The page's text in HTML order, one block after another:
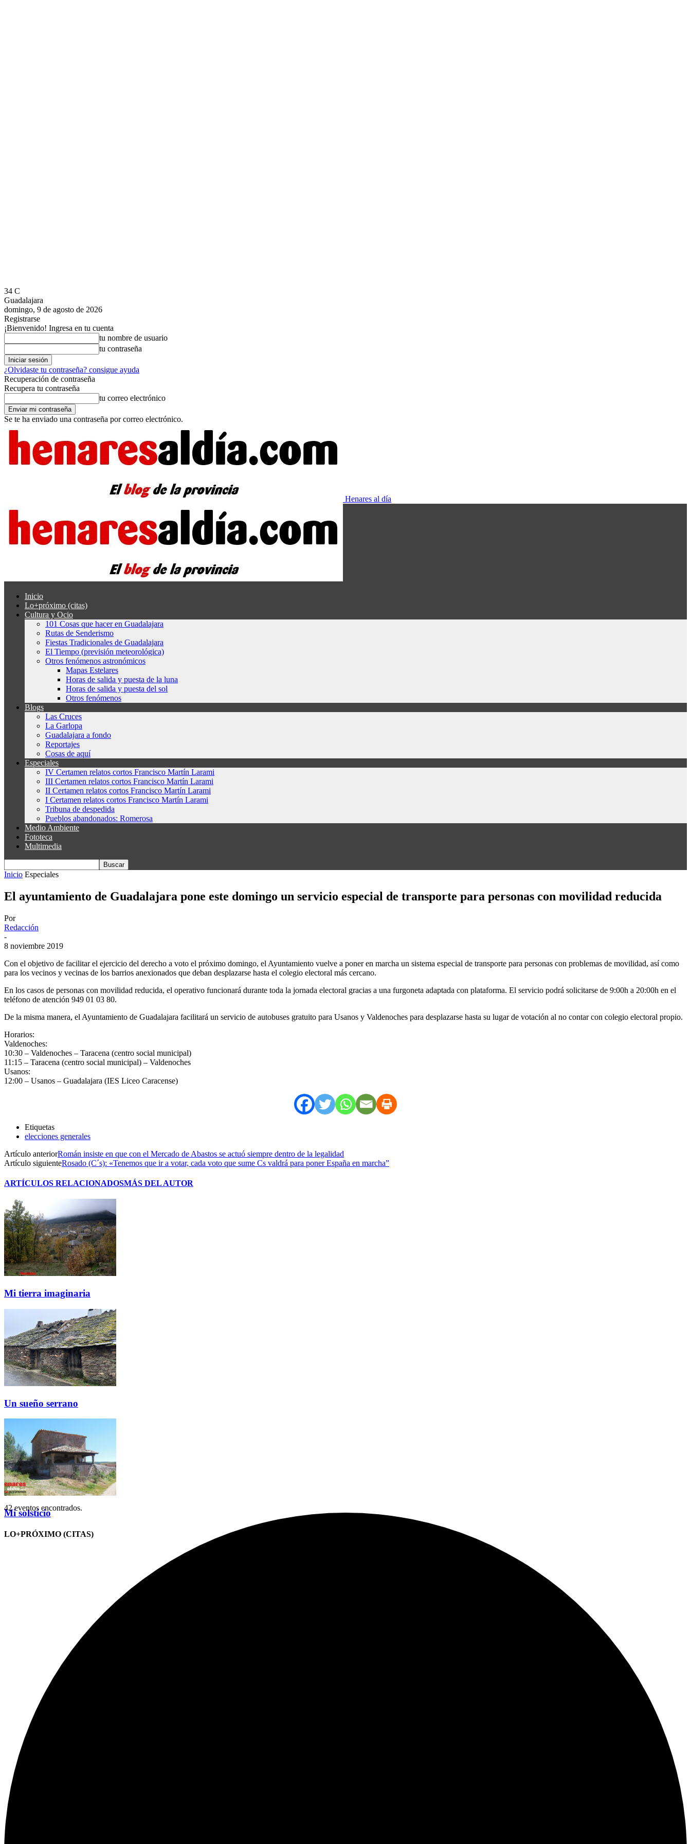
34 C
Guadalajara
domingo, 9 de agosto de 2026
Registrarse
¡Bienvenido! Ingresa en tu cuenta
tu nombre de usuario
tu contraseña
¿Olvidaste tu contraseña? consigue ayuda
Recuperación de contraseña
Recupera tu contraseña
tu correo electrónico
Se te ha enviado una contraseña por correo electrónico.
Henares al día
Inicio
Lo+próximo (citas)
Cultura y Ocio
101 Cosas que hacer en Guadalajara
Rutas de Senderismo
Fiestas Tradicionales de Guadalajara
El Tiempo (previsión meteorológica)
Otros fenómenos astronómicos
Mapas Estelares
Horas de salida y puesta de la luna
Horas de salida y puesta del sol
Otros fenómenos
Blogs
Las Cruces
La Garlopa
Guadalajara a fondo
Reportajes
Cosas de aquí
Especiales
IV Certamen relatos cortos Francisco Martín Larami
III Certamen relatos cortos Francisco Martín Larami
II Certamen relatos cortos Francisco Martín Larami
I Certamen relatos cortos Francisco Martín Larami
Tribuna de despedida
Pueblos abandonados: Romerosa
Medio Ambiente
Fototeca
Multimedia
Inicio Especiales
El ayuntamiento de Guadalajara pone este domingo un servicio especial de transporte para personas con movilidad reducida
Por
Redacción
-
8 noviembre 2019
Con el objetivo de facilitar el ejercicio del derecho a voto el próximo domingo, el Ayuntamiento vuelve a poner en marcha un sistema especial de transporte para personas con problemas de movilidad, así como
para los vecinos y vecinas de los barrios anexionados que deban desplazarse hasta el colegio electoral más cercano.
En los casos de personas con movilidad reducida, el operativo funcionará durante toda la jornada electoral gracias a una furgoneta adaptada con plataforma. El servicio podrá solicitarse de 9:00h a 20:00h en el
teléfono de atención 949 01 03 80.
De la misma manera, el Ayuntamiento de Guadalajara facilitará un servicio de autobuses gratuito para Usanos y Valdenoches para desplazarse hasta su lugar de votación al no contar con colegio electoral propio.
Horarios:
Valdenoches:
10:30 – Valdenoches – Taracena (centro social municipal)
11:15 – Taracena (centro social municipal) – Valdenoches
Usanos:
12:00 – Usanos – Guadalajara (IES Liceo Caracense)
Etiquetas
elecciones generales
Artículo anteriorRomán insiste en que con el Mercado de Abastos se actuó siempre dentro de la legalidad
Artículo siguienteRosado (C´s): «Tenemos que ir a votar, cada voto que sume Cs valdrá para poner España en marcha”
ARTÍCULOS RELACIONADOSMÁS DEL AUTOR
Mi tierra imaginaria
Un sueño serrano
Mi solsticio
LO+PRÓXIMO (CITAS)
42 eventos encontrados.